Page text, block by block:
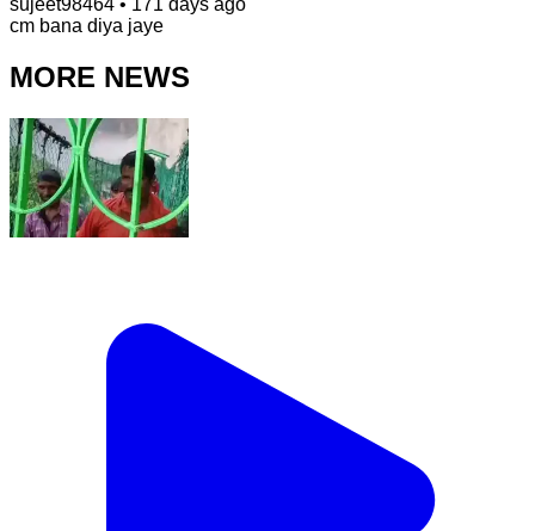
sujeet98464 • 171 days ago
cm bana diya jaye
MORE NEWS